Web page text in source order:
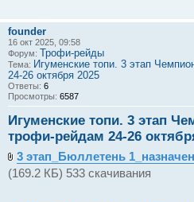
founder
16 окт 2025, 09:58
Форум: Трофи-рейды
Тема: Игуменские топи. 3 этап
24-26 октября 2025
Ответы: 6
Просмотры: 6587
Игуменские топи. 3 этап
трофи-рейдам 24-26
3 этап_Бюллетень
(169.2 КБ) 533 скачивания